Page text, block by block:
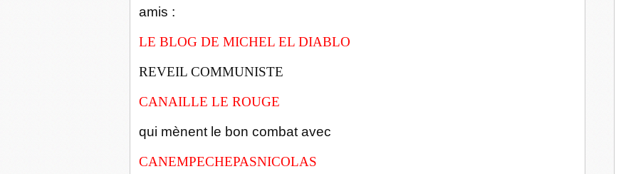
amis :
LE BLOG DE MICHEL EL DIABLO
REVEIL COMMUNISTE
CANAILLE LE ROUGE
qui mènent le bon combat avec
CANEMPECHEPASNICOLAS